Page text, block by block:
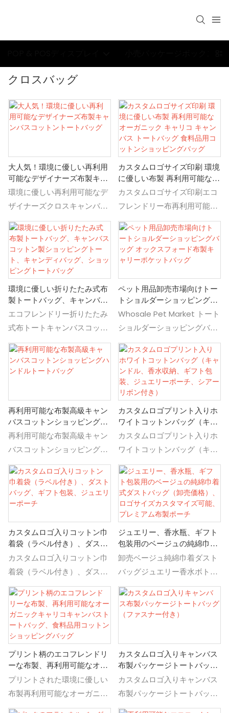
クロスバッグ
大人気！環境に優しい再利用
可能なデザイナーズ布製キャ
ンバスコットントートバッグ
環境に優しい再利用可能なデ
ザイナーズクロスキャンバス
コットントートバッグのお買
い得情報。トートバッグショ
ッピングバッグの詳細と価格
については、Hot Sale Eco-
Friendly Reusable Designer
Cloth Canvas Cotton Tote
Bagsをご覧ください。
カスタムロゴサイズ印刷 環境
に優しい布製 再利用可能なオ
ーガニック キャリコ キャン
バス トートバッグ 食料品用
コットンショッピングバッグ
カスタムロゴサイズ印刷エコ
フレンドリー布再利用可能オ
ーガニックキャリコキャンバ
ストートバッグ食料品コット
ンショッピングバッグの詳細
と価格をカスタムロゴサイズ
用可能オーガニックキャリコ
キャンバストートバッグ食料
品コットンショッピングバッ
グから見つける
環境に優しい折りたたみ式布
製トートバッグ、キャンバス
コットン製ショッピングトー
ト、キャンディバッグ、ショ
ッピングトートバッグ
エコフレンドリー折りたたみ
式布トートキャンバスコット
ンショッピングトートキャン
ディバッグショッピングトー
トバッグの詳細と価格をエコ
ョッピングトートキャンディ
バッグショッピングトートバ
ッグから見つけるショルダー
バッグファッションバッグ
ペット用品卸売市場向けトー
トショルダーショッピングバ
ッグ オックスフォード布製キ
ャリーポケットバッグ
Whosale Pet Market トート
ショルダーショッピングバッ
グ オックスフォード布製キャ
リーポケットバッグの詳細と
価格をWhosale Pet Market
トートショルダーショッピン
グバッグ オックスフォード布
製キャリーポケットバッグか
ら見つける
再利用可能な布製高級キャン
バスコットンショッピングハ
ンドルトートバッグ
再利用可能な布製高級キャン
バスコットンショッピングハ
ンドルトートバッグ、ハンド
ルトートバッグキャンバスト
ートバッグの詳細と価格を、
再利用可能な布製高級キャン
ンドルトートバッグから見つ
ける
カスタムロゴプリント入りホ
ワイトコットンバッグ（キャ
ンドル、香水収納、ギフト包
装、ジュエリーポーチ、シア
ーリボン付き）
カスタムロゴプリント入りホ
ワイトコットンバッグ（キャ
ンドル、香水収納、ギフト包
装、ジュエリーポーチ、シア
ーリボン付き）の詳細と価格
については、カスタムロゴプ
リント入りホワイトコットン
バッグ（キャンドル、香水収
納、ギフト包装、ジュエリー
ポーチ、シアーリボン付き）
をご覧ください。
カスタムロゴ入りコットン巾
着袋（ラベル付き）、ダスト
バッグ、ギフト包装、ジュエ
リーポーチ
カスタムロゴ入りコットン巾
着袋（ラベル付き）、ダスト
バッグ、ギフト包装ジュエリ
ーポーチ、ジュエリーダスト
バッグ包装純綿生地バッグの
詳細と価格をカスタムロゴ入
りコットン巾着袋（ラベル付
き）、ダストバッグ、ギフト
包装ジュエリーポーチから見
つける
ジュエリー、香水瓶、ギフト
包装用のベージュの純綿巾着
式ダストバッグ（卸売価
格）、ロゴサイズカスタマイ
ズ可能、プレミアム布製ポー
チ
卸売ベージュ純綿巾着ダスト
バッグジュエリー香水ボトル
ギフト包装カスタマイズ可能
なロゴサイズプレミアム布ポ
ーチ、ジュエリーダストバッ
着ダストバッグジュエリー香
水ボトルギフト包装カスタマ
イズ可能なロゴサイズプレミ
アム布ポーチから見つける
プリント柄のエコフレンドリ
ーな布製、再利用可能なオー
ガニックキャリコキャンバス
トートバッグ、食料品用コッ
トンショッピングバッグ
プリントされた環境に優しい
布製再利用可能なオーガニッ
ク カリコ キャンバス トート
カスタムロゴ入りキャンバス
布製パッケージトートバッグ
（ファスナー付き）
カスタムロゴ入りキャンバス
布製パッケージトートバッグ
（ジッパー付き、靴、スー